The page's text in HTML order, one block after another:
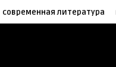
современная литература